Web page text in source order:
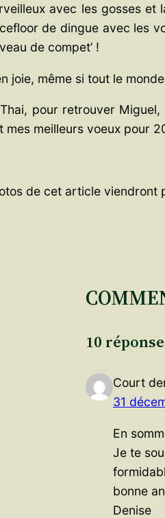
avec les gosses et
de dingue avec les
de compet’ !
même si tout le monde
pour retrouver
mes meilleurs voeux pour
de cet article viendront
10
Court
31
En
Je te
bonne
Denise